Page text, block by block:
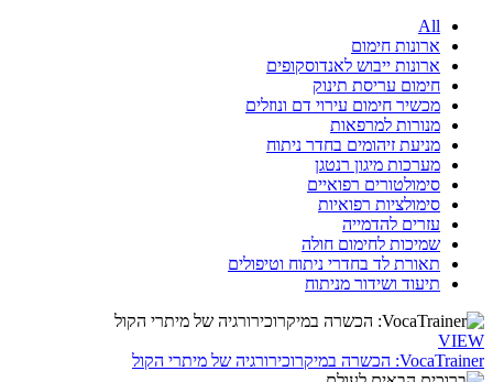
All
ארונות חימום
ארונות ייבוש לאנדוסקופים
חימום עריסת תינוק
מכשיר חימום עירוי דם ונוזלים
מנורות למרפאות
מניעת זיהומים בחדר ניתוח
מערכות מיגון רנטגן
סימולטורים רפואיים
סימולציות רפואיות
עזרים להדמייה
שמיכות לחימום חולה
תאורת לד בחדרי ניתוח וטיפולים
תיעוד ושידור מניתוח
VIEW
VocaTrainer: הכשרה במיקרוכירורגיה של מיתרי הקול